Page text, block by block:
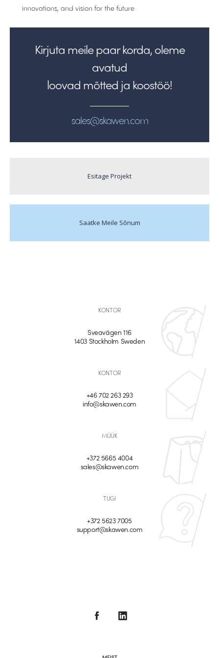
innovations, and vision for the future
Kirjuta meile paar korda, oleme
avatud
loovad mõtted ja koostöö!
sales@skawen.com
Esitage Projekt
Saatke Meile Sõnum
KONTOR
Sveavägen 116
1403 Stockholm Sweden
KONTOR
+46 702 263 293
info@skawen.com
MÜÜK
+372 5665 4004
sales@skawen.com
TUGI
+372 5623 7005
support@skawen.com